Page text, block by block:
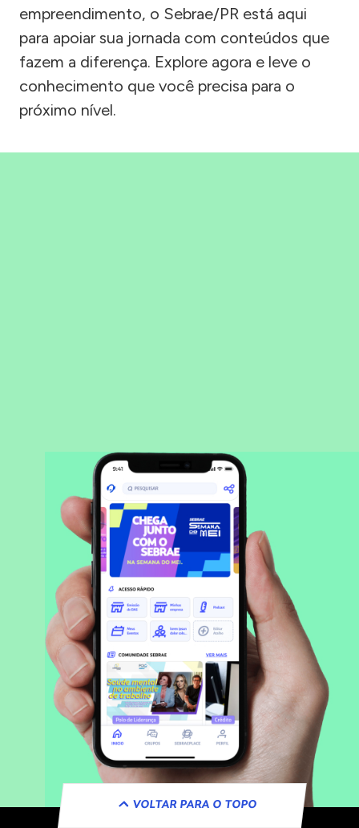
empreendimento, o Sebrae/PR está aqui
para apoiar sua jornada com conteúdos que
fazem a diferença. Explore agora e leve o
conhecimento que você precisa para o
próximo nível.
VOLTAR PARA O TOPO